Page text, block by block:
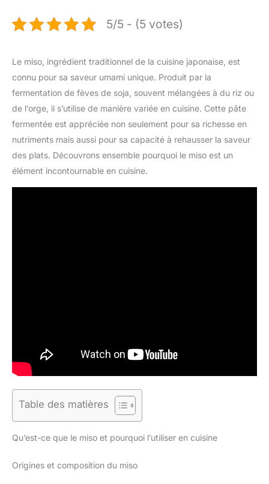
5/5 - (5 votes)
Le miso, ingrédient traditionnel de la cuisine japonaise, est
connu pour sa saveur umami unique. Produit par la
fermentation de fèves de soja, souvent mélangées à du riz ou
de l’orge, il s’utilise de manière variée en cuisine. Cette pâte
fermentée est appréciée non seulement pour sa richesse en
nutriments mais aussi pour sa capacité à rehausser la saveur
des plats. Découvrons ensemble pourquoi le miso est un
élément incontournable en cuisine.
Table des matières
Qu’est-ce que le miso et pourquoi l’utiliser en cuisine
Origines et composition du miso